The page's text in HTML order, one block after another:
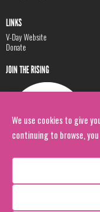
We use cookies to give
continuing to browse,
LINKS
V-Day Website
Donate
JOIN THE RISING